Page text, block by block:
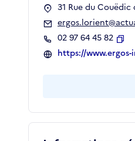
31 Rue du
02 97 64 45 82
https://